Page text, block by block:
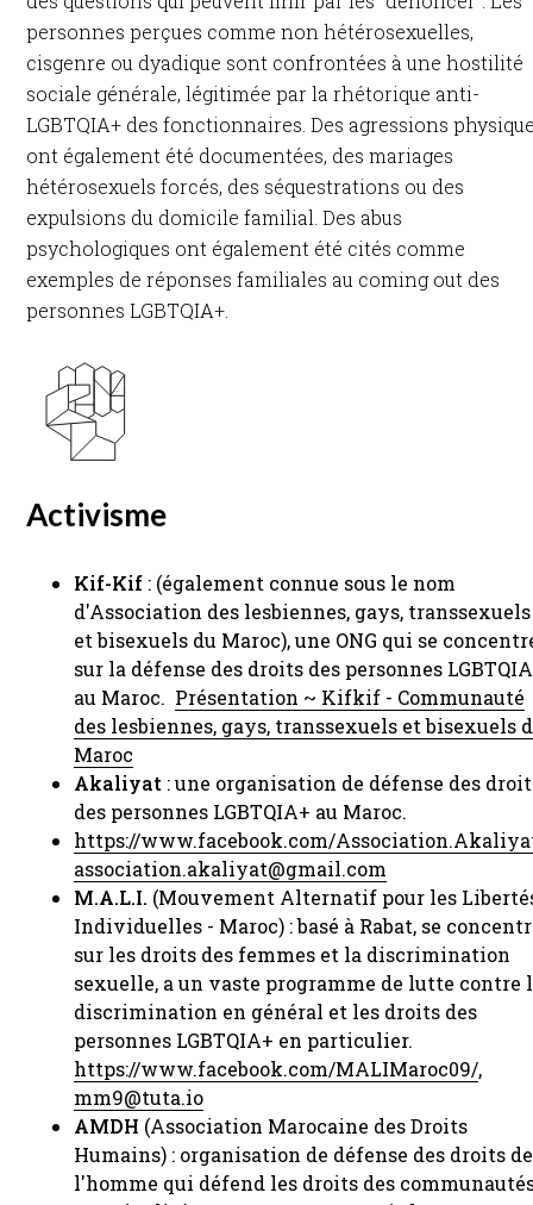
personnes perçues comme non hétérosexuelles,
cisgenre ou dyadique sont confrontées à une hostilité
sociale générale, légitimée par la rhétorique anti-
LGBTQIA+ des fonctionnaires. Des agressions
ont également été documentées, des mariages
hétérosexuels forcés, des séquestrations ou des
expulsions du domicile familial. Des abus
psychologiques ont également été cités comme
exemples de réponses familiales au coming out des
personnes LGBTQIA+. ​
Activisme
Kif-Kif : (également connue sous le nom
d'Association des lesbiennes, gays, transsexuels
et bisexuels du Maroc), une ONG qui se
sur la défense des droits des personnes
au Maroc. Présentation ~ Kifkif - Communauté
des lesbiennes, gays, transsexuels et bisexuels
Maroc
Akaliyat : une organisation de défense des
des personnes LGBTQIA+ au Maroc.​
https://www.facebook.com/Association.
association.akaliyat@gmail.com
M.A.L.I. (Mouvement Alternatif pour les
Individuelles - Maroc) : basé à Rabat, se
sur les droits des femmes et la discrimination
sexuelle, a un vaste programme de lutte contre
discrimination en général et les droits des
personnes LGBTQIA+ en particulier.
https://www.facebook.com/MALIMaroc09/,
mm9@tuta.io
AMDH (Association Marocaine des Droits
Humains) : organisation de défense des droits de
l'homme qui défend les droits des